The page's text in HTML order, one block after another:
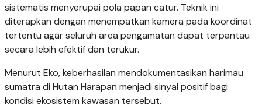
sistematis menyerupai pola papan catur. Teknik ini
diterapkan dengan menempatkan kamera pada koordinat
tertentu agar seluruh area pengamatan dapat terpantau
secara lebih efektif dan terukur.
Menurut Eko, keberhasilan mendokumentasikan harimau
sumatra di Hutan Harapan menjadi sinyal positif bagi
kondisi ekosistem kawasan tersebut.